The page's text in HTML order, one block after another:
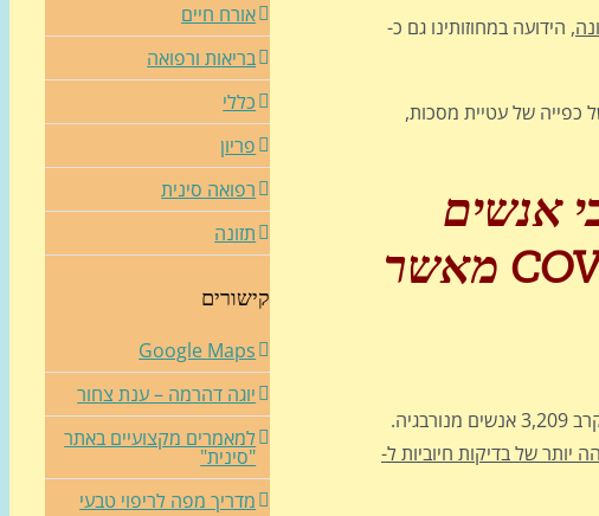
, הידועה במחוזותינו גם כ-
כפייה של עטיית מסכות,
אנשים
מאשר
המחקר, שנערך עם ביקורת עמיתים, ופורסם בכתב העת Epidemiology and Infection ב-13 בנובמבר, ניתח שימוש במסכות בקרב 3,209 אנשים מנורבגיה.
יותר של בדיקות חיוביות ל-
אורח חיים
בריאות ורפואה
כללי
פריון
רפואה סינית
תזונה
קישורים
Google Maps
יוגה דהרמה – ענת צחור
למאמרים מקצועיים באתר
"סינית"
מדריך מפה לריפוי טבעי